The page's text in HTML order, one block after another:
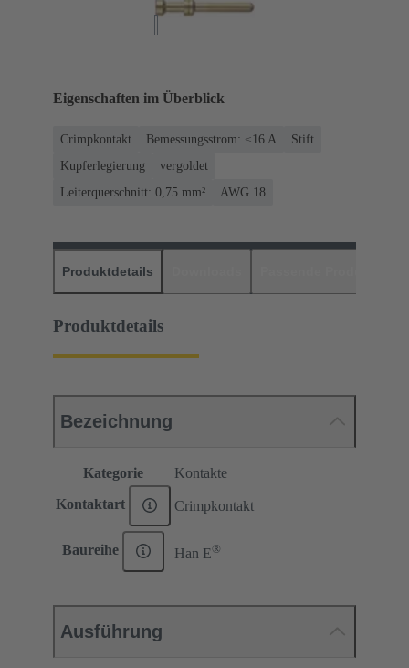
Eigenschaften im Überblick
Crimpkontakt Bemessungsstrom: ≤16 A
Stift
Kupferlegierung
vergoldet
Leiterquerschnitt: 0,75 mm²
AWG 18
Produktdetails
Produktdetails
Bezeichnung
Kategorie Kontakte
Kontaktart Crimpkontakt
Baureihe Han E®
Ausführung